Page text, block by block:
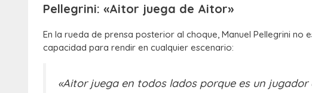
Pellegrini: «Aitor juega de Aitor»
En la rueda de prensa posterior al choque, Manuel Pellegrini no
capacidad para rendir en cualquier escenario:
«Aitor juega en todos lados porque es un